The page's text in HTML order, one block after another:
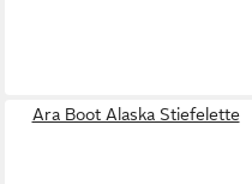
Ara Boot Alaska Stiefelette